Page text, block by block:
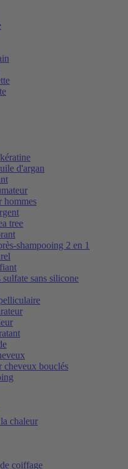
d'argan
hommes
tree
shampooing 2 en 1
sulfate sans silicone
cheveux bouclés
chaleur
coiffage